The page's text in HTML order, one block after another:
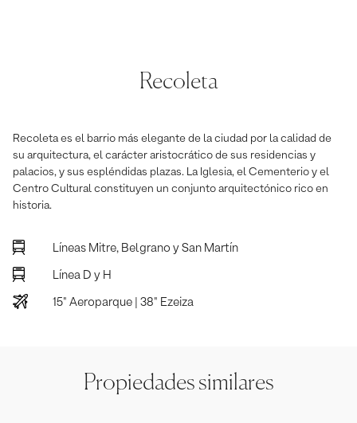
Recoleta
Recoleta es el barrio más elegante de la ciudad por la calidad de
su arquitectura, el carácter aristocrático de sus residencias y
palacios, y sus espléndidas plazas. La Iglesia, el Cementerio y el
Centro Cultural constituyen un conjunto arquitectónico rico en
historia.
Líneas Mitre, Belgrano y San Martín
Línea D y H
15" Aeroparque | 38" Ezeiza
Propiedades similares